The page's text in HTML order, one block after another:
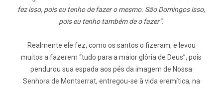
fez isso, pois eu tenho de fazer o mesmo. São Domingos isso,
pois eu tenho também de o fazer”.
Realmente ele fez, como os santos o fizeram, e levou
muitos a fazerem “tudo para a maior glória de Deus”, pois
pendurou sua espada aos pés da imagem de Nossa
Senhora de Montserrat, entregou-se à vida eremítica, na